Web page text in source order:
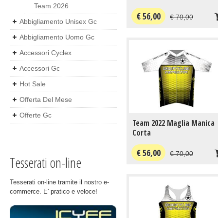
Team 2026
Abbigliamento Unisex Gc
Abbigliamento Uomo Gc
Accessori Cyclex
Accessori Gc
Hot Sale
Offerta Del Mese
Offerte Gc
Tesserati on-line
Tesserati on-line tramite il nostro e-
commerce. E' pratico e veloce!
€ 56,00 € 70,00
Team 2022 Maglia Manica
Corta
€ 56,00 € 70,00